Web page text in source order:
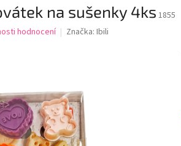
na sušenky 4ks1855
hodnocení Značka: Ibili